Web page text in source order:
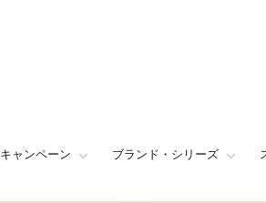
キャンペーン ブランド・シリーズ